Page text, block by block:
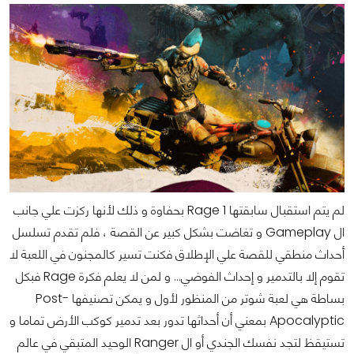
لم يتم استقبال سابقتها Rage 1 بحفاوة و ذلك لأنها ركزت علي جانب
ال Gameplay و تغاضت بشكل كبير عن القصة ، فلم تقدم تسلسل
أحداث منطقي للقصة علي الإطلاق فكنت تسير كالمجنون في اللعبة لا
تقوم إلا بالتدمير و إحداث الفوضي...
و لمن لا يعلم فكرة Rage فبكل
بساطة هي لعبة شوتر من المنظور لأول و يمكن تصنيفها Post-
Apocalyptic بمعني أن أحداثها تدور بعد تدمير كوكب الأرض تماما و
تستيقظ لتجد نفسك الجندي أو ال Ranger الوحيد المتبقي في عالم